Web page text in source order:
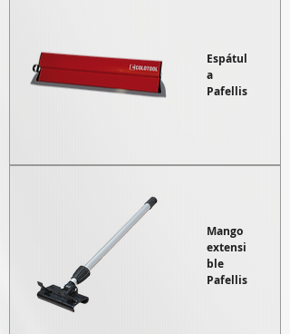
Espátul
a
Pafellis
Mango
extensi
ble
Pafellis